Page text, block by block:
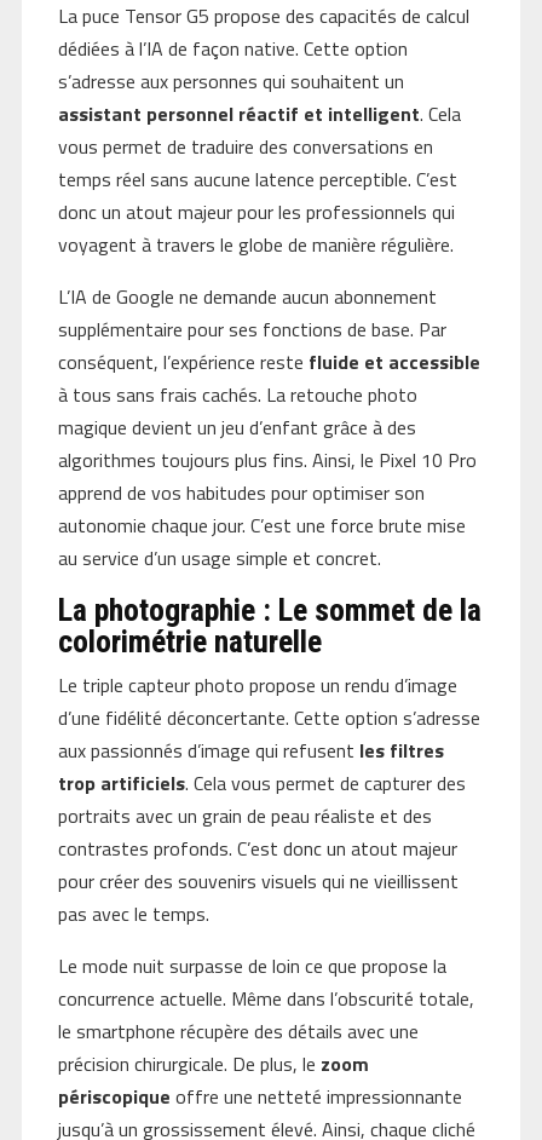
La puce Tensor G5 propose des capacités de calcul
dédiées à l’IA de façon native. Cette option
s’adresse aux personnes qui souhaitent un
assistant personnel réactif et intelligent. Cela
vous permet de traduire des conversations en
temps réel sans aucune latence perceptible. C’est
donc un atout majeur pour les professionnels qui
voyagent à travers le globe de manière régulière.
L’IA de Google ne demande aucun abonnement
supplémentaire pour ses fonctions de base. Par
conséquent, l’expérience reste fluide et accessible
à tous sans frais cachés. La retouche photo
magique devient un jeu d’enfant grâce à des
algorithmes toujours plus fins. Ainsi, le Pixel 10 Pro
apprend de vos habitudes pour optimiser son
autonomie chaque jour. C’est une force brute mise
au service d’un usage simple et concret.
La photographie : Le sommet de la
colorimétrie naturelle
Le triple capteur photo propose un rendu d’image
d’une fidélité déconcertante. Cette option s’adresse
aux passionnés d’image qui refusent les filtres
trop artificiels. Cela vous permet de capturer des
portraits avec un grain de peau réaliste et des
contrastes profonds. C’est donc un atout majeur
pour créer des souvenirs visuels qui ne vieillissent
pas avec le temps.
Le mode nuit surpasse de loin ce que propose la
concurrence actuelle. Même dans l’obscurité totale,
le smartphone récupère des détails avec une
précision chirurgicale. De plus, le zoom
périscopique offre une netteté impressionnante
jusqu’à un grossissement élevé. Ainsi, chaque cliché